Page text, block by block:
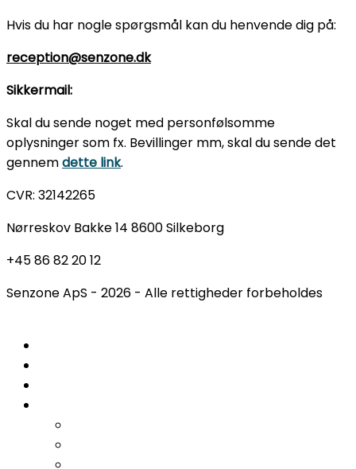
Hvis du har nogle spørgsmål kan du henvende dig på:
reception@senzone.dk
Sikkermail:
Skal du sende noget med personfølsomme
oplysninger som fx. Bevillinger mm, skal du sende det
gennemdette link.
CVR: 32142265
Nørreskov Bakke 14 8600 Silkeborg
+45 86 82 20 12
Senzone ApS - 2026 - Alle rettigheder forbeholdes